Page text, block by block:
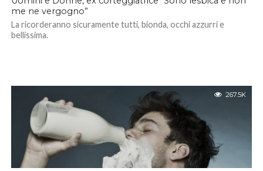
me ne vergogno”
La ricorderanno sicuramente tutti, bionda, occhi azzurri e
bellissima.
267.5K